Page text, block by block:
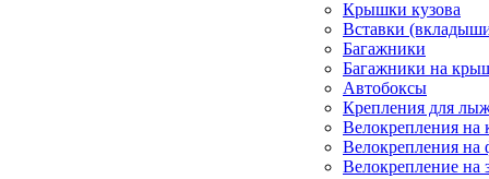
Крышки кузова
Вставки
Багажники
Багажники на
Автобоксы
Крепления для
Велокрепления
Велокрепления на
Велокрепление на